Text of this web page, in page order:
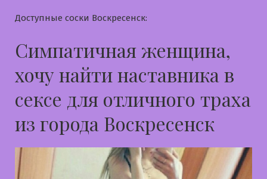
Доступные соски Воскресенск:
Симпатичная женщина,
хочу найти наставника в
сексе для отличного траха
из города Воскресенск